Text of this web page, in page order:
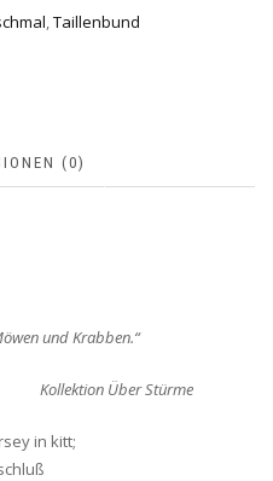
,Taillenbund
(0)
und Krabben.“
Stürme
in kitt;